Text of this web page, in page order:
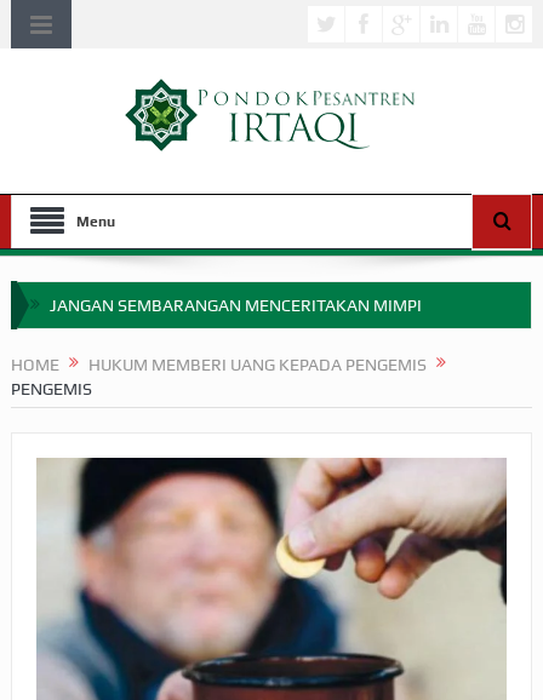
Menu
JANGAN SEMBARANGAN MENCERITAKAN MIMPI
MIMPI YANG DIABAIKAN MENJELANG PERANG BADAR
SEBELUM TIBA SAAT WAJIB?
HAKIKAT NIKMAT DI DUNIA!
BAGAIMANA CARA MEMBAYAR ZAKAT UANG?
UANG HARAM BISA MENJADI HALAL JIKA SEBAB
KEPEMILIKANNYA BERUBAH
HOME
HUKUM MEMBERI UANG KEPADA PENGEMIS
PENGEMIS